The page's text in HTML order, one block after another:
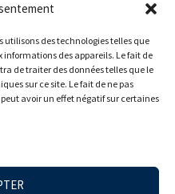
utilisons des technologies telles que
informations des appareils. Le fait de
de traiter des données telles que le
sur ce site. Le fait de ne pas
avoir un effet négatif sur certaines
12h à 17h